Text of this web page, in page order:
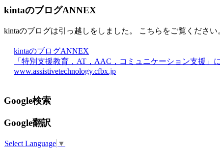
kintaのブログANNEX
kintaのブログは引っ越しをしました。 こちらをご覧ください
kintaのブログANNEX
「特別支援教育，AT，AAC，コミュニケーション支援」
www.assistivetechnology.cfbx.jp
Google検索
Google翻訳
Select Language ▼